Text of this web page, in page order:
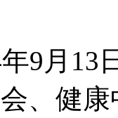
9月
、健